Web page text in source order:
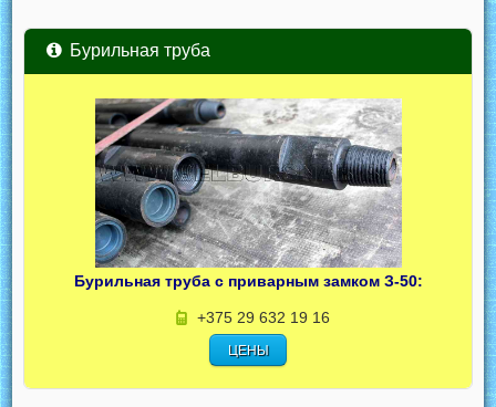
Бурильная труба
Бурильная труба с приварным замком З-50:
+375 29 632 19 16
ЦЕНЫ